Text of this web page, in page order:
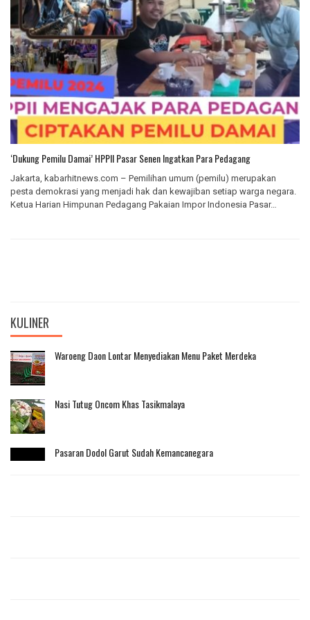
‘Dukung Pemilu Damai’ HPPII Pasar Senen Ingatkan Para Pedagang
Jakarta, kabarhitnews.com – Pemilihan umum (pemilu) merupakan
pesta demokrasi yang menjadi hak dan kewajiban setiap warga negara.
Ketua Harian Himpunan Pedagang Pakaian Impor Indonesia Pasar…
KULINER
Waroeng Daon Lontar Menyediakan Menu Paket Merdeka
Nasi Tutug Oncom Khas Tasikmalaya
Pasaran Dodol Garut Sudah Kemancanegara